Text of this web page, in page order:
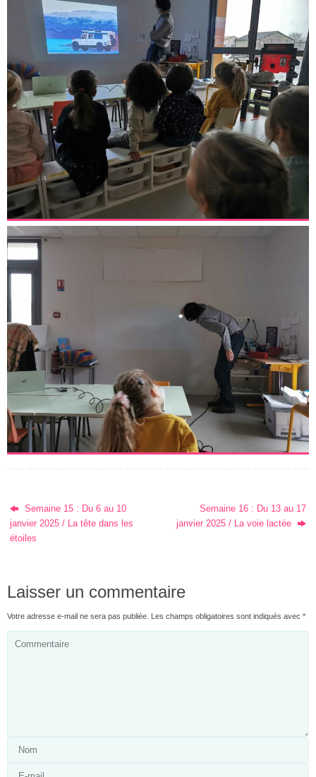
Semaine 15 : Du 6 au 10
janvier 2025 / La tête dans les
étoiles
Semaine 16 : Du 13 au 17
janvier 2025 / La voie lactée
Laisser un commentaire
Votre adresse e-mail ne sera pas publiée. Les champs obligatoires sont indiqués avec *